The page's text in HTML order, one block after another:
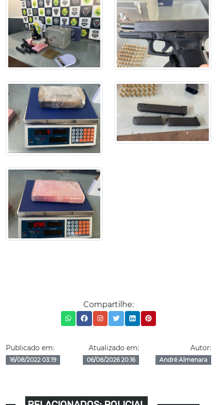
Compartilhe:
Publicado em:
16/08/2022 03:19
Atualizado em:
06/08/2026 20:16
Autor:
André Almenara